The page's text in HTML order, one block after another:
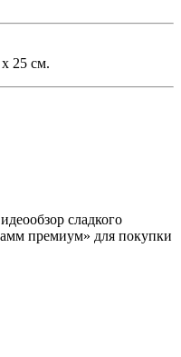
25 см.
сладкого
премиум» для покупки